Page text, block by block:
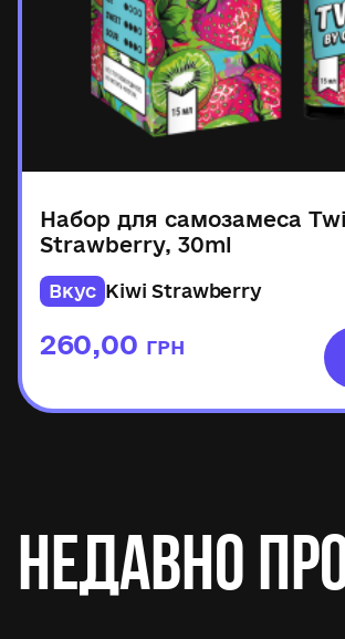
Набор для самозамеса
Strawberry, 30ml
Вкус Kiwi Strawberry
260,00 ГРН
Недавно